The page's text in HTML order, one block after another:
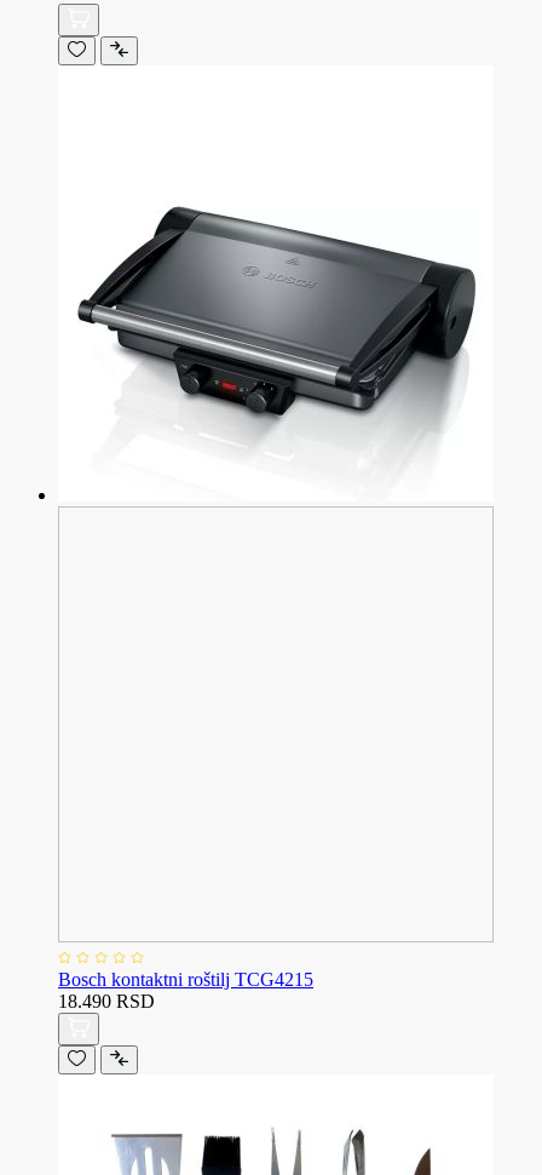
Bosch kontaktni roštilj TCG4215
18.490 RSD